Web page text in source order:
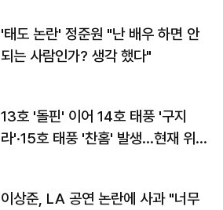
'태도 논란' 정준원 "난 배우 하면 안
되는 사람인가? 생각 했다"
13호 '돌핀' 이어 14호 태풍 '구지
라'·15호 태풍 '찬홈' 발생…현재 위
이상준, LA 공연 논란에 사과 "너무